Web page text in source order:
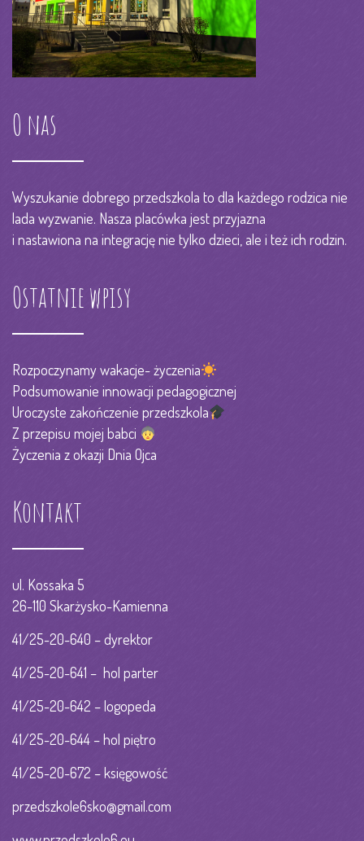
O nas
Wyszukanie dobrego przedszkola to dla każdego rodzica nie
lada wyzwanie. Nasza placówka jest przyjazna
i nastawiona na integrację nie tylko dzieci, ale i też ich rodzin.
Ostatnie wpisy
Rozpoczynamy wakacje- życzenia
Podsumowanie innowacji pedagogicznej
Uroczyste zakończenie przedszkola
Z przepisu mojej babci
Życzenia z okazji Dnia Ojca
Kontakt
ul. Kossaka 5
26-110 Skarżysko-Kamienna
41/25-20-640 – dyrektor
41/25-20-641 – hol parter
41/25-20-642 – logopeda
41/25-20-644 – hol piętro
41/25-20-672 – księgowość
przedszkole6sko@gmail.com